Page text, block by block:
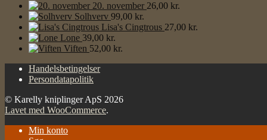
20. november 26,00 kr.
Solhverv 99,00 kr.
Lisa's Cingtrous 27,00 kr.
Lone 39,00 kr.
Viften 52,00 kr.
Handelsbetingelser
Persondatapolitik
© Karelly kniplinger ApS 2026
Lavet med WooCommerce.
Min konto